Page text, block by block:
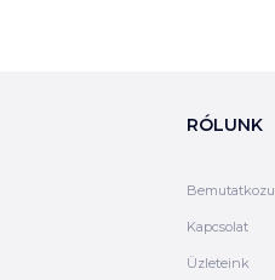
RÓLUNK
Kapcsolat
Üzleteink